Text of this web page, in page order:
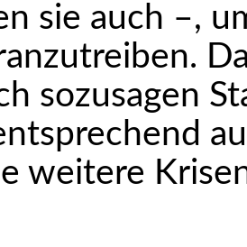
sie auch –,
sozusagen
weitere